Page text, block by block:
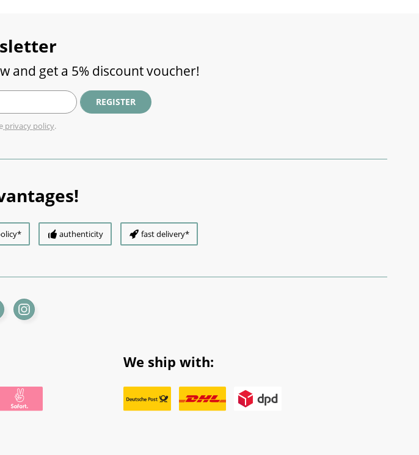
and get a 5% discount voucher!
REGISTER
privacy policy.
authenticity fast delivery*
We ship with: